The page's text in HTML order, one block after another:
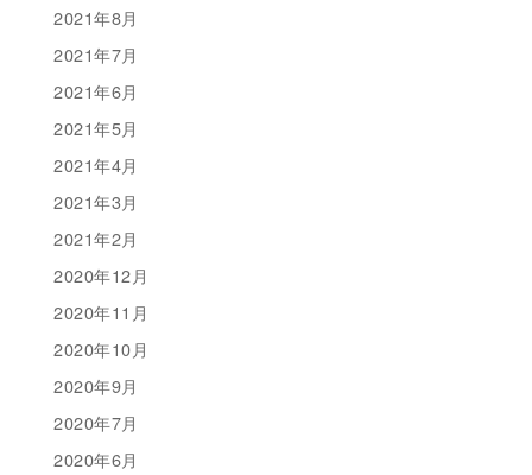
2021年8月
2021年7月
2021年6月
2021年5月
2021年4月
2021年3月
2021年2月
2020年12月
2020年11月
2020年10月
2020年9月
2020年7月
2020年6月